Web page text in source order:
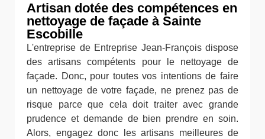
Artisan dotée des compétences en
nettoyage de façade à Sainte
Escobille
L'entreprise de Entreprise Jean-François dispose
des artisans compétents pour le nettoyage de
façade. Donc, pour toutes vos intentions de faire
un nettoyage de votre façade, ne prenez pas de
risque parce que cela doit traiter avec grande
prudence et demande de bien prendre en soin.
Alors, engagez donc les artisans meilleures de